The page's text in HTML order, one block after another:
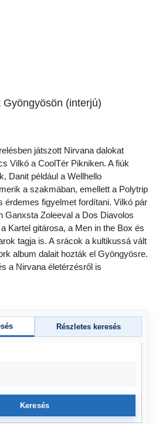
(interjú)
játszott Nirvana dalokat
Vilkó a CoolTér Pikniken. A fiúk
Danit például a Wellhello
a szakmában, emellett a Polytrip
érdemes figyelmet fordítani. Vilkó pár
Ganxsta Zoleeval a Dos Diavolos
Kartel gitárosa, a Men in the Box és
tagja is. A srácok a kultikussá vált
album dalait hozták el Gyöngyösre.
a Nirvana életérzésről is
Részletes keresés
Keresés